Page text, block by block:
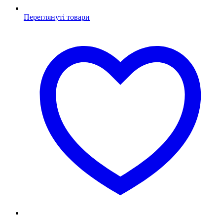
Переглянуті товари